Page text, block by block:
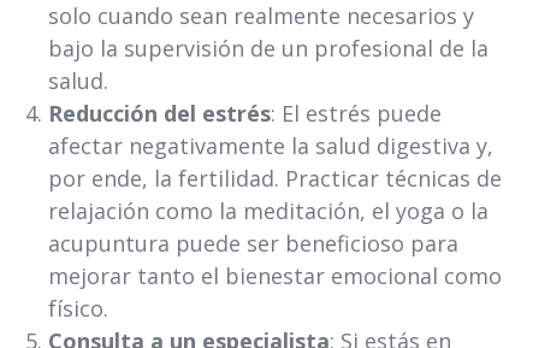
solo cuando sean realmente necesarios y
bajo la supervisión de un profesional de la
salud.
Reducción del estrés: El estrés puede
afectar negativamente la salud digestiva y,
por ende, la fertilidad. Practicar técnicas de
relajación como la meditación, el yoga o la
acupuntura puede ser beneficioso para
mejorar tanto el bienestar emocional como
físico.
Consulta a un especialista: Si estás en